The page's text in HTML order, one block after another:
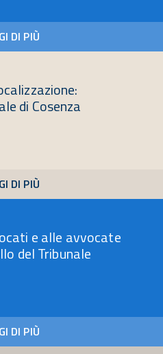
DI PIÙ
di Cosenza
DI PIÙ
e alle avvocate
del Tribunale
DI PIÙ